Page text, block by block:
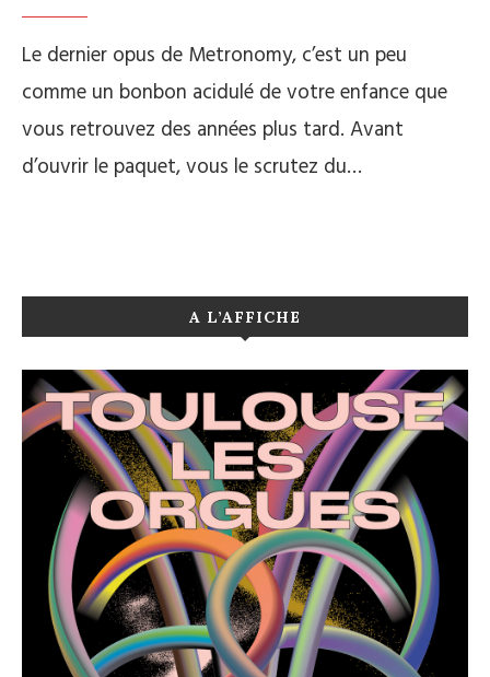
Le dernier opus de Metronomy, c’est un peu
comme un bonbon acidulé de votre enfance que
vous retrouvez des années plus tard. Avant
d’ouvrir le paquet, vous le scrutez du…
A L’AFFICHE